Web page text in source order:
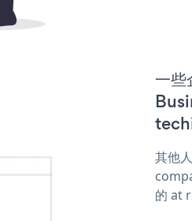
一
其他
的 at